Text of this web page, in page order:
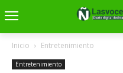
Inicio Entretenimiento
Entretenimiento